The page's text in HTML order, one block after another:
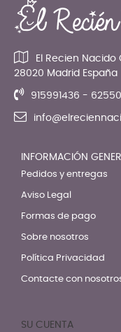
El Recien Nacido
28020 Madrid España
915991436 -
INFORMACIÓN
Pedidos y entregas
Aviso Legal
Formas de pago
Sobre nosotros
Política Privacidad
Contacte con
SU CUENTA